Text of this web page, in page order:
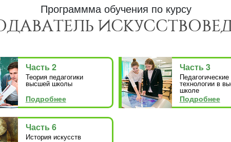
Программма обучения по курсу
Часть 2
Теория педагогики
высшей школы
Подробнее
Часть 3
Педагогические
технологии в
школе
Подробнее
Часть 6
История искусств